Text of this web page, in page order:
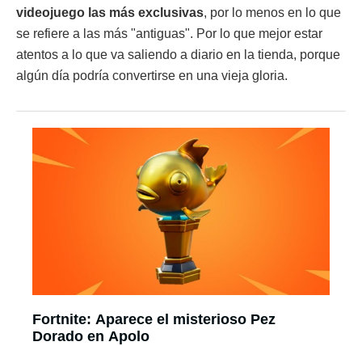
videojuego las más exclusivas, por lo menos en lo que
se refiere a las más "antiguas". Por lo que mejor estar
atentos a lo que va saliendo a diario en la tienda, porque
algún día podría convertirse en una vieja gloria.
Fortnite: Aparece el misterioso Pez
Dorado en Apolo